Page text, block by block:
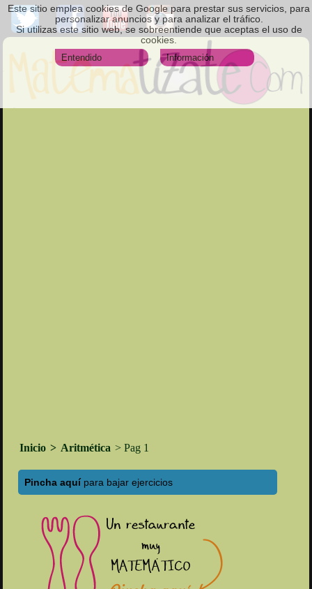
Este sitio emplea cookies de Google para prestar sus servicios, para
personalizar anuncios y para analizar el tráfico.
Si utilizas este sitio web, se sobreentiende que aceptas el uso de
cookies.
Entendido
Información
Inicio > Aritmética > Pag 1
Pincha aquípara bajar ejercicios